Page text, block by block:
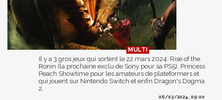
Il y a 3 gros jeux qui sortent le 22 mars 2024. Rise of the
Ronin (la prochaine exclu de Sony pour sa PS5), Princess
Peach Showtime pour les amateurs de plateformers et
qui jouent sur Nintendo Switch et enfin Dragon's Dogma
2.
06/03/2024, 09:00